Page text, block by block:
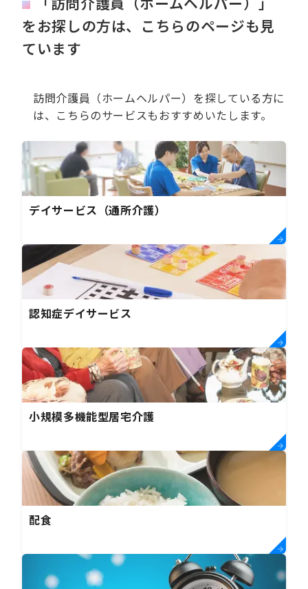
「訪問介護員（ホームヘルパー）」
をお探しの方は、こちらのページも見
ています
訪問介護員（ホームヘルパー）を探している方に
は、こちらのサービスもおすすめいたします。
デイサービス（通所介護）
認知症デイサービス
小規模多機能型居宅介護
配食